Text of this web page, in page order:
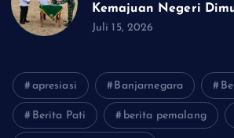
Kemajuan Negeri
Juli 15, 2026
apresiasi Banjarnegara
Berita Pati berita pemalang